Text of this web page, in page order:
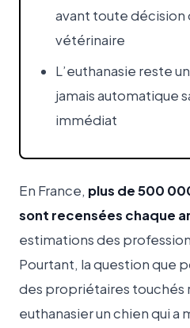
avant toute décision
vétérinaire
L’euthanasie reste
jamais automatique
immédiat
En France, plus de 500
sont recensées chaque
estimations des
Pourtant, la question que
des propriétaires touchés
euthanasier un chien qui a